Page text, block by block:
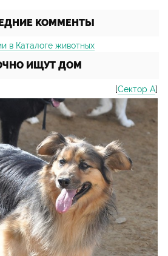
КОММЕНТЫ
в Каталоге животных
ИЩУТ ДОМ
[Сектор А]